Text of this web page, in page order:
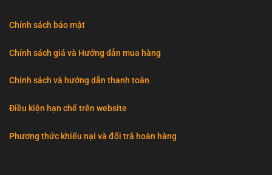
Chính sách bảo mật
Chính sách giá và Hướng dẫn mua hàng
Chính sách và hướng dẫn thanh toán
Điều kiện hạn chế trên website
Phương thức khiếu nại và đổi trả hoàn hàng